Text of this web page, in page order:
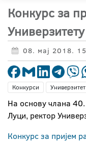
Конкурс за
08. мај 2018.
Конкурси
На основу члана 40.
Луци, ректор
Конкурс за пријем